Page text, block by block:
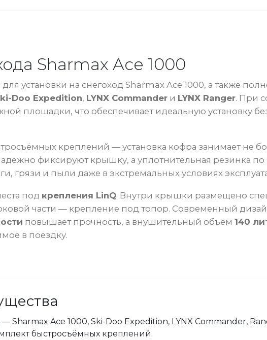
Sharmax Ace 1000
установки на снегоход Sharmax Ace 1000, а также
Doo Expedition, LYNX Commander и LYNX Ranger. При
площадки, что обеспечивает идеальную установку
креплений — установка кофра занимает не
фиксируют крышку, а уплотнительная резинка
грязи и пыли даже в экстремальных условиях
под крепления LinQ. Внутри крышки размещено
части — крепление под топор. Современный
повышает прочность, а внушительный объём 140
в поездку.
— Sharmax Ace 1000, Ski-Doo Expedition, LYNX Commander,
быстросъёмных креплений.